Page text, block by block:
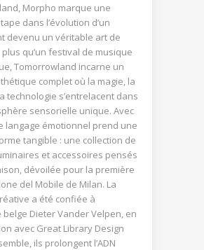
Morpho marque une
dans l’évolution d’un
devenu un véritable art de
qu’un festival de musique
Tomorrowland incarne un
complet où la magie, la
technologie s’entrelacent dans
sensorielle unique. Avec
langage émotionnel prend une
tangible : une collection de
et accessoires pensés
dévoilée pour la première
del Mobile de Milan. La
a été confiée à
belge Dieter Vander Velpen, en
avec Great Library Design
ils prolongent l’ADN